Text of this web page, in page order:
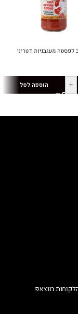
+ הוספה לסל
בווצאפ